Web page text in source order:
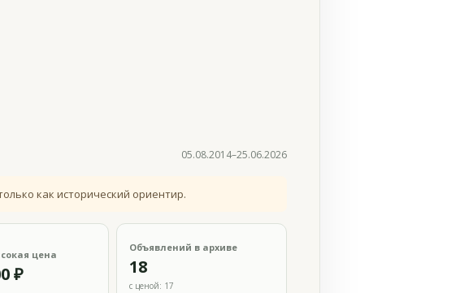
05.08.2014–25.06.2026
как исторический ориентир.
цена
₽
Объявлений в архиве
18
с ценой: 17